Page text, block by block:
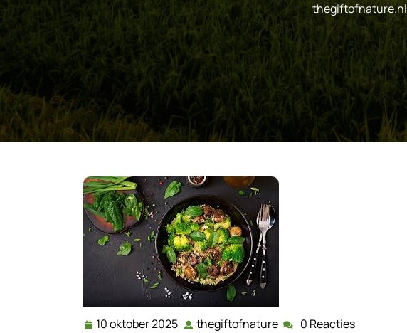
thegiftofnature.nl
10 oktober 2025 10 thegiftofnature thegiftofnature
0 Reacties